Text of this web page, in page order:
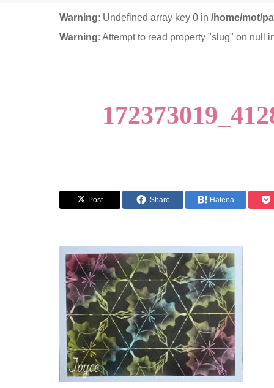
Warning: Undefined array key 0 in /home/mot/
Warning: Attempt to read property "slug" on null
Post Share Hatena